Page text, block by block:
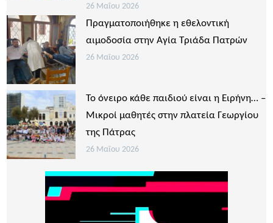
26 Μαΐου 2026
Πραγματοποιήθηκε η εθελοντική
αιμοδοσία στην Αγία Τριάδα Πατρών
26 Μαΐου 2026
Το όνειρο κάθε παιδιού είναι η Ειρήνη… –
Μικροί μαθητές στην πλατεία Γεωργίου
της Πάτρας
26 Μαΐου 2026